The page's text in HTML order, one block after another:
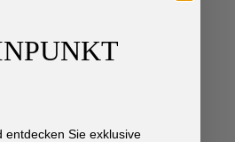
entdecken Sie exklusive